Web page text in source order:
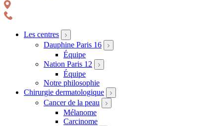
Les centres
Dauphine Paris 16
Équipe
Nation Paris 12
Équipe
Notre philosophie
Chirurgie dermatologique
Cancer de la peau
Mélanome
Carcinome